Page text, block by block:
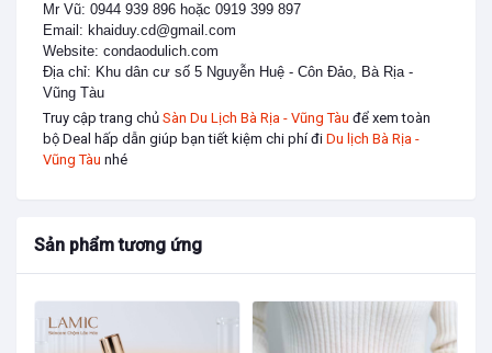
Mr Vũ: 0944 939 896 hoặc 0919 399 897
Email: khaiduy.cd@gmail.com
Website: condaodulich.com
Địa chỉ: Khu dân cư số 5 Nguyễn Huệ - Côn Đảo, Bà Rịa -
Vũng Tàu
Truy cập trang chủ Sàn Du Lịch Bà Rịa - Vũng Tàu để xem toàn
bộ Deal hấp dẫn giúp bạn tiết kiệm chi phí đi Du lịch Bà Rịa -
Vũng Tàu nhé
Sản phẩm tương ứng